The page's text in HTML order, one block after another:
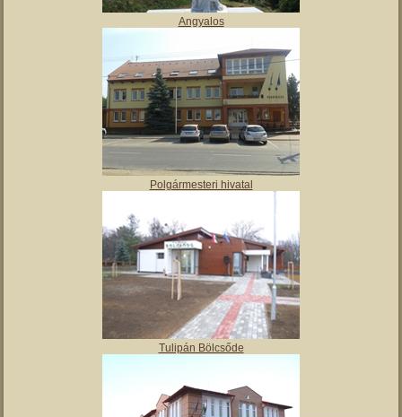
Angyalos
Polgármesteri hivatal
Tulipán Bölcsőde